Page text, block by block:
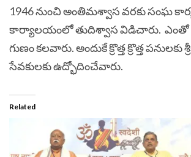
1946 నుంచి అంతిమశ్వాస వరకు సంఘ
కార్యాలయంలో తుదిశ్వాస విడిచారు. ఎంతో
గుణం కలవారు. అందుకే క్రొత్త క్రొత్త
సేవకులకు ఉద్భోదించేవారు.
Related